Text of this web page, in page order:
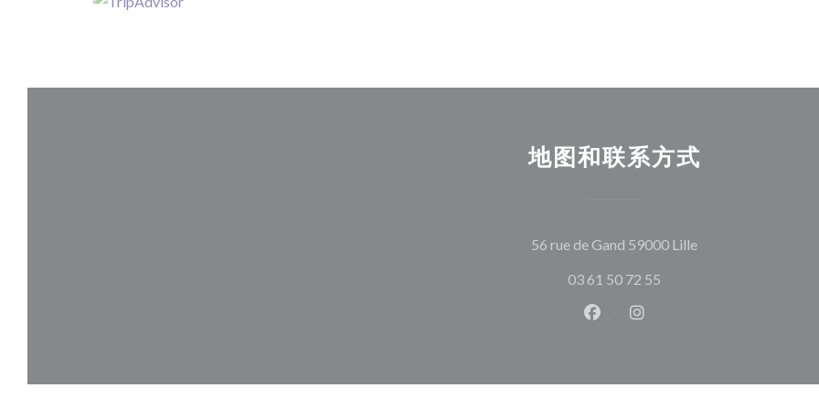
地图和联系方式
56 rue de Gand 59000 Lille((在新窗口中打开))
03 61 50 72 55
Facebook ((在新窗口中打开))
Instagram ((在新窗口中